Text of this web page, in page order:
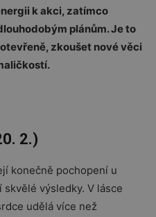
k akci, zatímco
plánům. Je to
zkoušet nové věci
2.)
konečně pochopení u
výsledky. V lásce
udělá více než